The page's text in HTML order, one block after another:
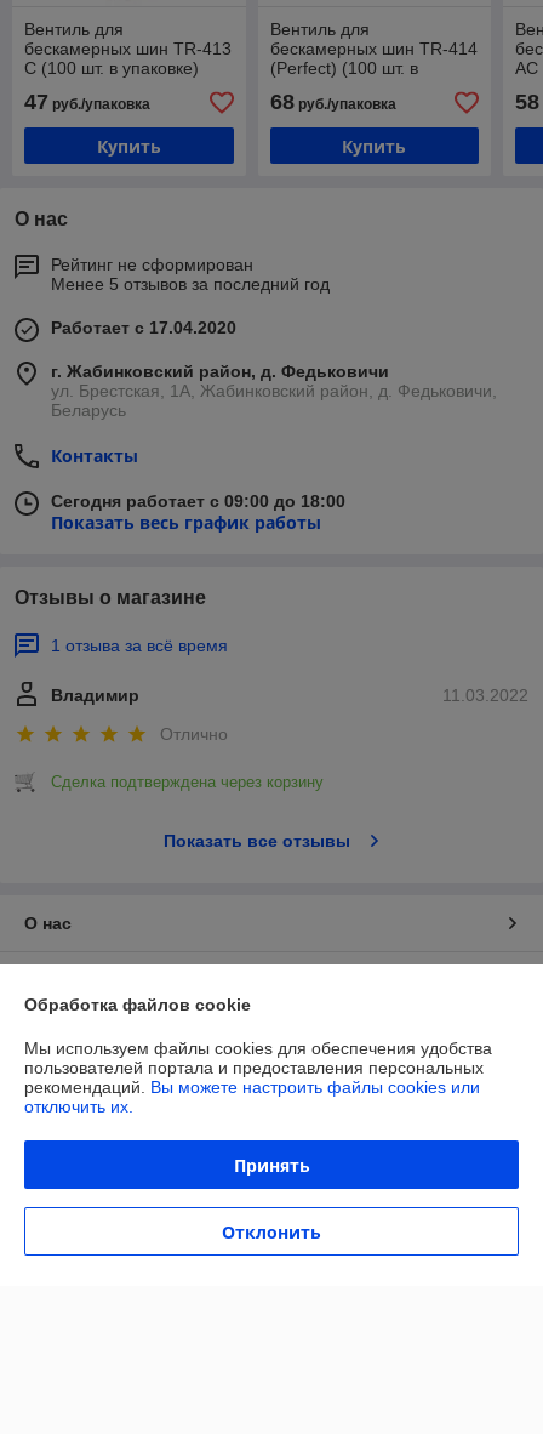
Вентиль для
бескамерных шин TR-413
С (100 шт. в упаковке)
47 руб./упаковка
Купить
Вентиль для
бескамерных шин TR-414
(Perfect) (100 шт. в
68руб./упаковка
Купить
АС
58
О нас
Рейтинг не сформирован
Менее 5 отзывов за последний год
Работает с 17.04.2020
г. Жабинковский район, д. Федьковичи
ул. Брестская, 1А, Жабинковский район, д. Федьковичи,
Беларусь
Контакты
Сегодня работает с 09:00 до 18:00
Показать весь график работы
Отзывы о магазине
1 отзыва за всё время
11.03.2022
Владимир
Отлично
Сделка подтверждена через корзину
Показать все отзывы
О нас
График работы
Политика обработки cookies
Обработка файлов cookie
Мы используем файлы cookies для обеспечения удобства
пользователей портала и предоставления персональных
рекомендаций. Вы можете настроить файлы cookies или
отключить их.
Принять
Отклонить